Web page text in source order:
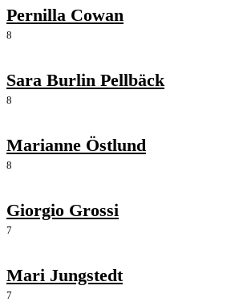
Pernilla Cowan
8
Sara Burlin Pellbäck
8
Marianne Östlund
8
Giorgio Grossi
7
Mari Jungstedt
7